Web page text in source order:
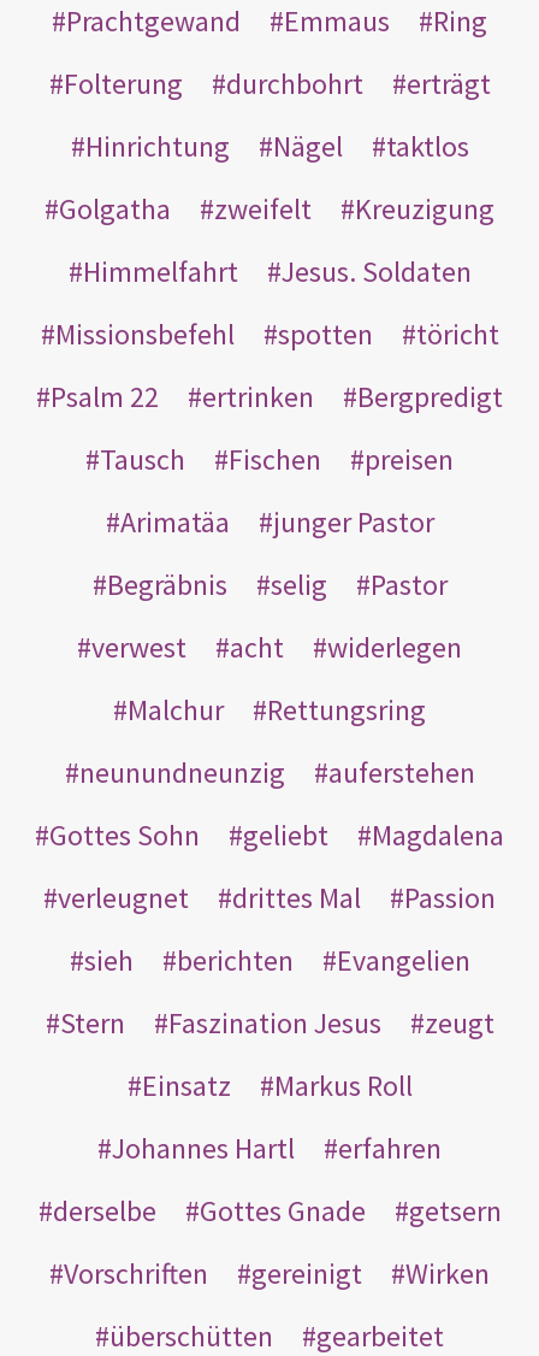
Prachtgewand
Emmaus
Ring
Folterung
durchbohrt
erträgt
Hinrichtung
Nägel
taktlos
Golgatha
zweifelt
Kreuzigung
Himmelfahrt
Jesus. Soldaten
Missionsbefehl
spotten
töricht
Psalm 22
ertrinken
Bergpredigt
Tausch
Fischen
preisen
Arimatäa
junger Pastor
Begräbnis
selig
Pastor
verwest
acht
widerlegen
Malchur
Rettungsring
neunundneunzig
auferstehen
Gottes Sohn
geliebt
Magdalena
verleugnet
drittes Mal
Passion
sieh
berichten
Evangelien
Stern
Faszination Jesus
zeugt
Einsatz
Markus Roll
Johannes Hartl
erfahren
derselbe
Gottes Gnade
getsern
Vorschriften
gereinigt
Wirken
überschütten
gearbeitet